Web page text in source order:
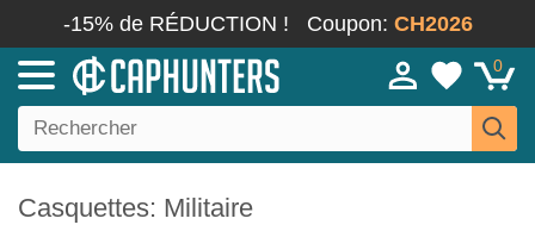
-15% de RÉDUCTION ! Coupon: CH2026
0
Casquettes: Militaire